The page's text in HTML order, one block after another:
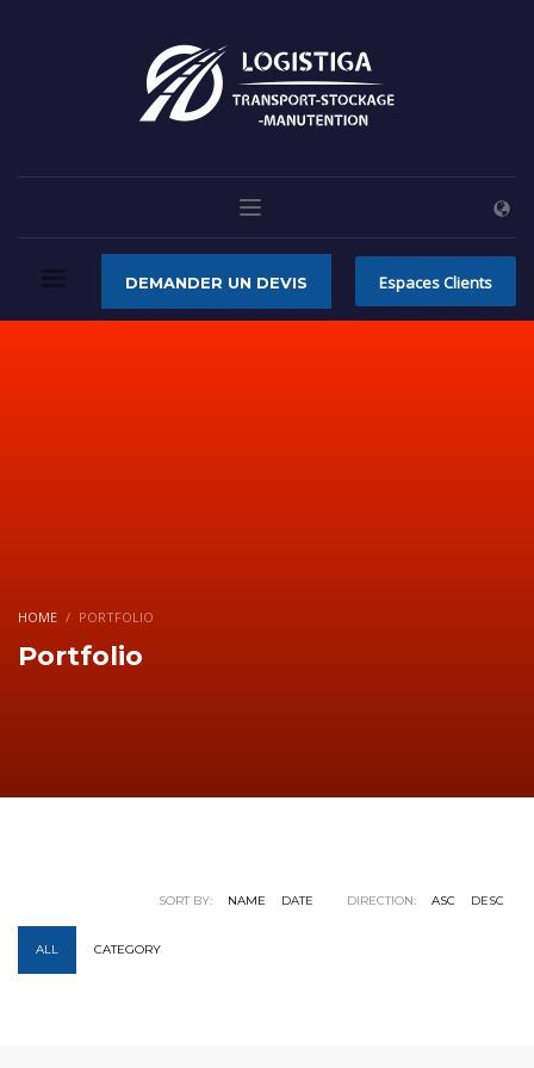
DEMANDER UN DEVIS Espaces Clients
HOME PORTFOLIO
Portfolio
SORT BY: NAME DATE DIRECTION: ASC DESC
ALL CATEGORY